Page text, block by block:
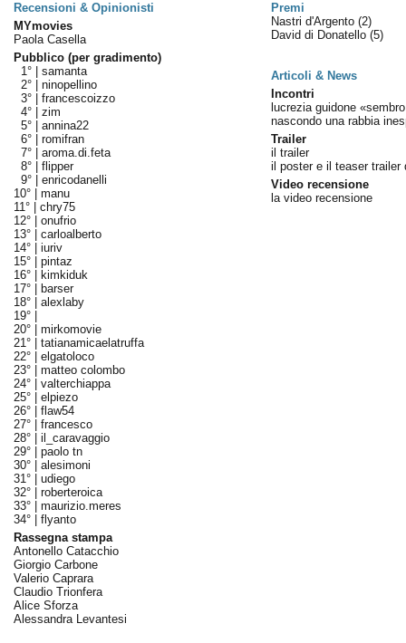
Recensioni & Opinionisti
Premi
MYmovies
Paola Casella
Pubblico (per gradimento)
1° | samanta
2° | ninopellino
3° | francescoizzo
4° | zim
5° | annina22
6° | romifran
7° | aroma.di.feta
8° | flipper
9° | enricodanelli
10° | manu
11° | chry75
12° | onufrio
13° | carloalberto
14° | iuriv
15° | pintaz
16° |
kimkiduk
17° |
barser
18° | alexlaby
19° |
20° | mirkomovie
21° | tatianamicaelatruffa
22° | elgatoloco
23° | matteo colombo
24° | valterchiappa
25° | elpiezo
26° | flaw54
27° | francesco
28° | il_caravaggio
29° | paolo tn
30° | alesimoni
31° | udiego
32° | roberteroica
33° | maurizio.meres
34° | flyanto
Rassegna stampa
Antonello Catacchio
Giorgio Carbone
Valerio Caprara
Claudio Trionfera
Alice Sforza
Alessandra Levantesi
Nastri d'Argento (2)
David di Donatello (5)
Articoli & News
Incontri
lucrezia guidone
nascondo una rabbia
Trailer
il trailer
il poster e il teaser trailer
Video recensione
la video recensione